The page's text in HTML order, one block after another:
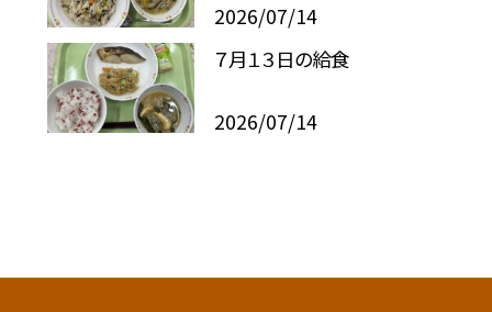
2026/07/14
７月１３日の給食
2026/07/14